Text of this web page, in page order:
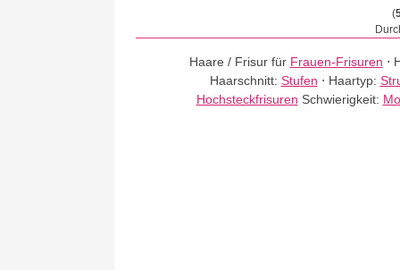
(
Haare / Frisur für Frauen-Frisuren ⋅
Haarschnitt: Stufen ⋅ Haartyp:
Hochsteckfrisuren Schwierigkeit: